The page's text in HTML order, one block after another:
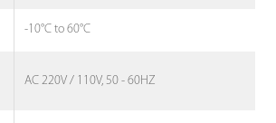
-10°C to 60°C
AC 220V / 110V, 50 - 60HZ